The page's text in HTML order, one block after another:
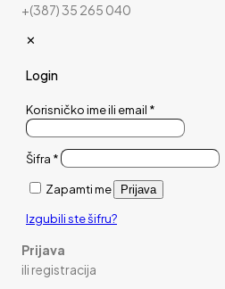
+(387) 35 265 040
✕
Login
Korisničko ime ili email *
Šifra *
Zapamti me Prijava
Izgubili ste šifru?
Prijava
ili registracija